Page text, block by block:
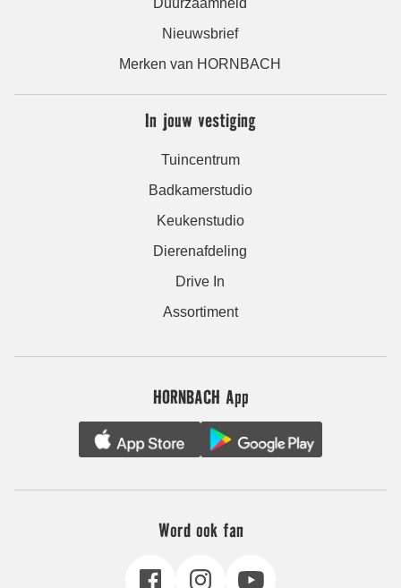
Duurzaamheid
Nieuwsbrief
Merken van HORNBACH
In jouw vestiging
Tuincentrum
Badkamerstudio
Keukenstudio
Dierenafdeling
Drive In
Assortiment
HORNBACH App
Word ook fan